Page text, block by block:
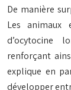
De manière
Les animaux
d’ocytocine
renforçant
explique en
développer